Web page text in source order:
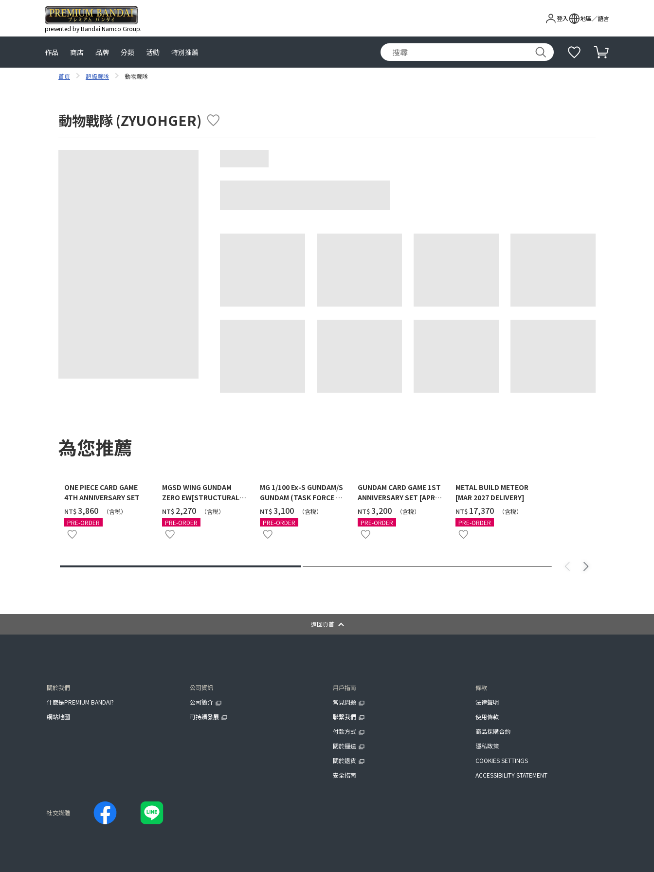
presented by Bandai Namco Group.
登入 地區／語言
作品 商店 品牌 分類 活動 特別推薦
首頁 超級戰隊 動物戰隊
動物戰隊 (ZYUOHGER)
為您推薦
ONE PIECE CARD GAME
4TH ANNIVERSARY SET
NT$‌3,860
（含税）
PRE-ORDER
MGSD WING GUNDAM
ZERO EW[STRUCTURAL
COATING/BLACK] [2026年
12月發送]
NT$ ‌2,270
（含税）
PRE-ORDER
MG 1/100 Ex-S GUNDAM/S
GUNDAM (TASK FORCE α
Ver.) [2026年10月發送]
NT$‌3,100
（含税）
PRE-ORDER
GUNDAM CARD GAME 1ST
ANNIVERSARY SET [APR
2027 DELIVERY]
NT$‌3,200
（含税）
PRE-ORDER
METAL BUILD METEOR
[MAR 2027 DELIVERY]
NT$ ‌17,370
（含税）
PRE-ORDER
返回頁首
關於我們
什麼是PREMIUM BANDAI?
網站地圖
公司資訊
公司簡介
可持續發展
用戶指南
常見問題
聯繫我們
付款方式
關於運送
關於退貨
安全指南
條款
法律聲明
使用條款
商品採購合約
隱私政策
COOKIES SETTINGS
ACCESSIBILITY STATEMENT
社交媒體